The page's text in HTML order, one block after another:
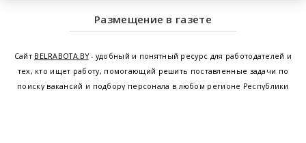
Размещение в газете
Сайт BELRABOTA.BY- удобный и понятный ресурс для работодателей и
тех, кто ищет работу, помогающий решить поставленные задачи по
поиску вакансий и подбору персонала в любом регионе Республики